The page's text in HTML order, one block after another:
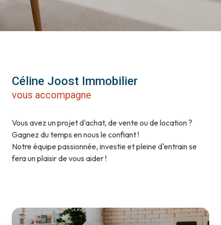
Céline Joost Immobilier
vous accompagne
Vous avez un projet d'achat, de vente ou de location ?
Gagnez du temps en nous le confiant !
Notre équipe passionnée, investie et pleine d'entrain se
fera un plaisir de vous aider !